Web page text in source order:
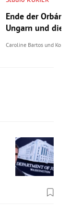
Ende der
Ungarn und die
Caroline Bartos und